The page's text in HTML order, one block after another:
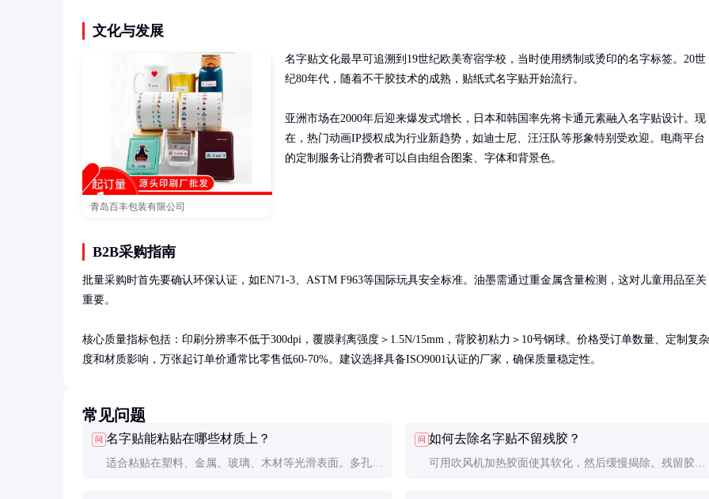
文化与发展
青岛百丰包装有限公司
名字贴文化最早可追溯到19世纪欧美寄宿学校，当时使用绣制或烫印的名字标签。20世
纪80年代，随着不干胶技术的成熟，贴纸式名字贴开始流行。
亚洲市场在2000年后迎来爆发式增长，日本和韩国率先将卡通元素融入名字贴设计。现
在，热门动画IP授权成为行业新趋势，如迪士尼、汪汪队等形象特别受欢迎。电商平台
的定制服务让消费者可以自由组合图案、字体和背景色。
B2B采购指南
批量采购时首先要确认环保认证，如EN71-3、ASTM F963等国际玩具安全标准。油墨需通过重金属含量检测，这对儿童用品至关
重要。
核心质量指标包括：印刷分辨率不低于300dpi，覆膜剥离强度＞1.5N/15mm，背胶初粘力＞10号钢球。价格受订单数量、定制复杂
度和材质影响，万张起订单价通常比零售低60-70%。建议选择具备ISO9001认证的厂家，确保质量稳定性。
常见问题
问 名字贴能粘贴在哪些材质上？
适合粘贴在塑料、金属、玻璃、木材等光滑表面。多孔或
问 如何去除名字贴不留残胶？
可用吹风机加热胶面使其软化，然后缓慢揭除。残留胶渍